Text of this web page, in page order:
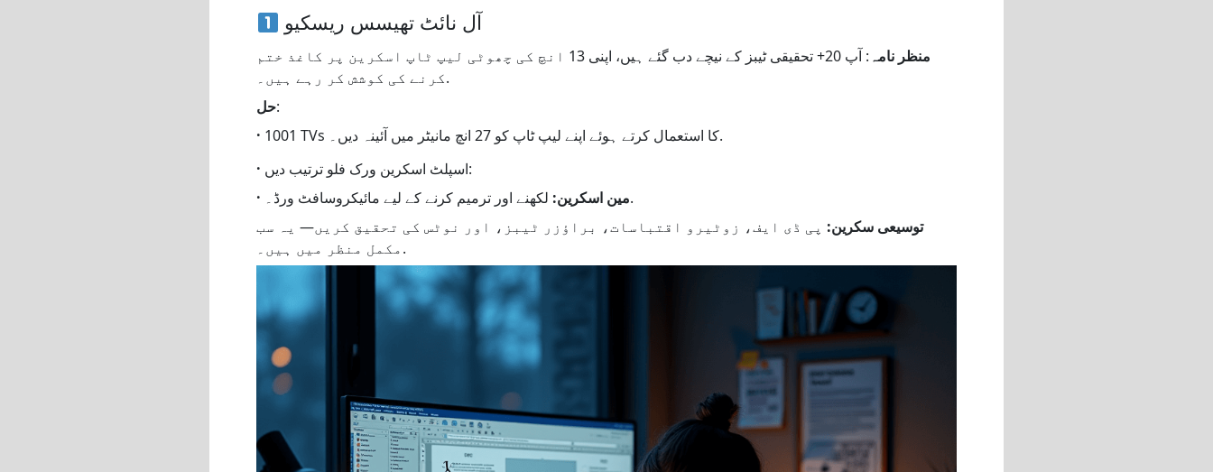
آل نائٹ تھیسس ریسکیو
منظر نامہ
: آپ 20+ تحقیقی ٹیبز کے نیچے دب گئے ہیں، اپنی 13 انچ کی چھوٹی لیپ ٹاپ اسکرین پر کاغذ ختم
کرنے کی کوشش کر رہے ہیں۔.
حل:
·
1001 TVs کا استعمال کرتے ہوئے اپنے لیپ ٹاپ کو 27 انچ مانیٹر میں آئینہ دیں۔.
·
اسپلٹ اسکرین ورک فلو ترتیب دیں:
· مین اسکرین:لکھنے اور ترمیم کرنے کے لیے مائیکروسافٹ ورڈ۔.
توسیعی سکرین: پی ڈی ایف، زوٹیرو اقتباسات، براؤزر ٹیبز، اور نوٹس کی تحقیق کریں— یہ سب
مکمل منظر میں ہیں۔.